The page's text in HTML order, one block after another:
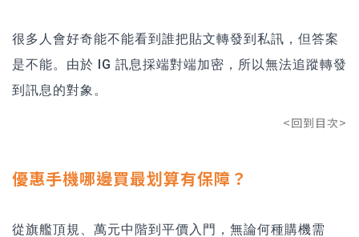
很多人會好奇能不能看到誰把貼文轉發到私訊，但答案
是不能。由於 IG 訊息採端對端加密，所以無法追蹤轉發
到訊息的對象。
<回到目次>
優惠手機哪邊買最划算有保障？
從旗艦頂規、萬元中階到平價入門，無論何種購機需